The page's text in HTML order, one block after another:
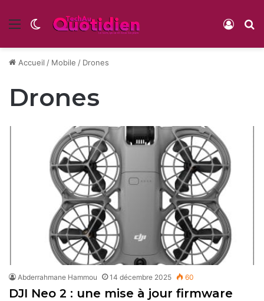
Menu Switch skin
Accueil / Mobile / Drones
Drones
Abderrahmane Hammou 14 décembre 2025 60
DJI Neo 2 : une mise à jour firmware